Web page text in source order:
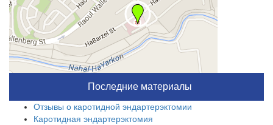
Последние материалы
Отзывы о каротидной эндартерэктомии
Каротидная эндартерэктомия